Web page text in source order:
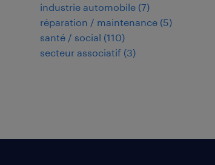
industrie automobile (7)
réparation / maintenance (5)
santé / social (110)
secteur associatif (3)